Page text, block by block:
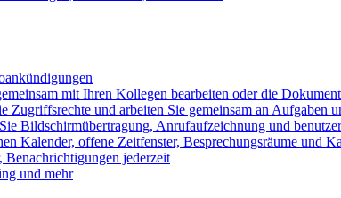
mit Ihren Kollegen bearbeiten oder die
und arbeiten Sie gemeinsam an Aufgaben
Bildschirmübertragung, Anrufaufzeichnung und
Kalender, offene Zeitfenster, Besprechungsräume und
Benachrichtigungen jederzeit
und mehr